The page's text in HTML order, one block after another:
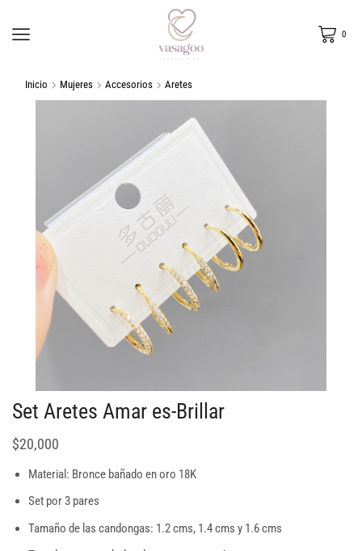
0
Inicio Mujeres Accesorios Aretes
Set Aretes Amar es-Brillar
$20,000
Material: Bronce bañado en oro 18K
Set por 3 pares
Tamaño de las candongas: 1.2 cms, 1.4 cms y 1.6 cms